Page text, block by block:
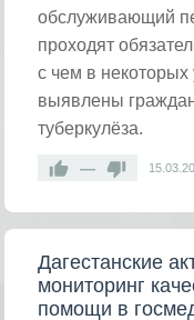
обслуживающий
проходят
с чем в
выявлены
туберкулёза.
—
Дагестанские
мониторинг
помощи в